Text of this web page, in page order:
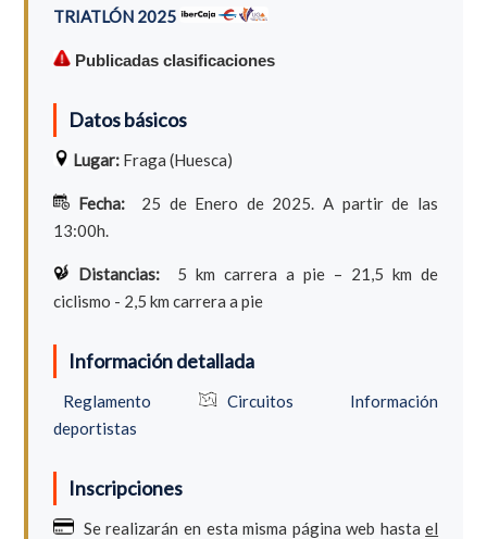
TRIATLÓN 2025
Publicadas clasificaciones
Datos básicos
Lugar:Fraga (Huesca)
Fecha: 25 de Enero de 2025. A partir de las
13:00h.
Distancias: 5 km carrera a pie – 21,5 km de
ciclismo - 2,5 km carrera a pie
Información detallada
Reglamento Circuitos
Información
deportistas
Inscripciones
Se realizarán en esta misma página web hastael